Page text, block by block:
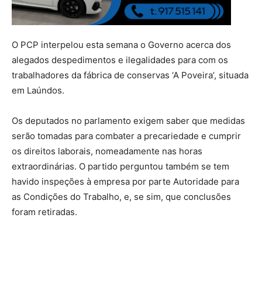
O PCP interpelou esta semana o Governo acerca dos
alegados despedimentos e ilegalidades para com os
trabalhadores da fábrica de conservas ‘A Poveira’, situada
em Laúndos.
Os deputados no parlamento exigem saber que medidas
serão tomadas para combater a precariedade e cumprir
os direitos laborais, nomeadamente nas horas
extraordinárias. O partido perguntou também se tem
havido inspeções à empresa por parte Autoridade para
as Condições do Trabalho, e, se sim, que conclusões
foram retiradas.